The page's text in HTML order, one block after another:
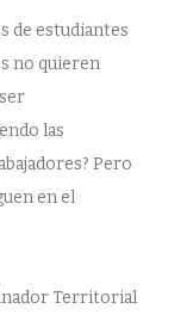
de estudiantes
no quieren
las
Pero
en el
Territorial